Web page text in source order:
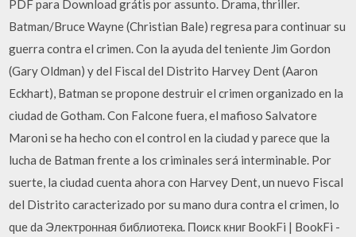
PDF para Download grátis por assunto. Drama, thriller.
Batman/Bruce Wayne (Christian Bale) regresa para continuar su
guerra contra el crimen. Con la ayuda del teniente Jim Gordon
(Gary Oldman) y del Fiscal del Distrito Harvey Dent (Aaron
Eckhart), Batman se propone destruir el crimen organizado en la
ciudad de Gotham. Con Falcone fuera, el mafioso Salvatore
Maroni se ha hecho con el control en la ciudad y parece que la
lucha de Batman frente a los criminales será interminable. Por
suerte, la ciudad cuenta ahora con Harvey Dent, un nuevo Fiscal
del Distrito caracterizado por su mano dura contra el crimen, lo
que da Электронная библиотека. Поиск книг BookFi | BookFi -